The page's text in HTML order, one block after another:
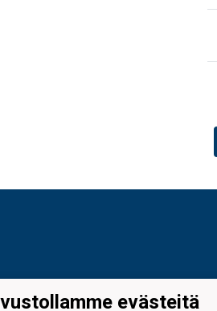
evästeitä